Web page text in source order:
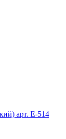
арт. Е-514